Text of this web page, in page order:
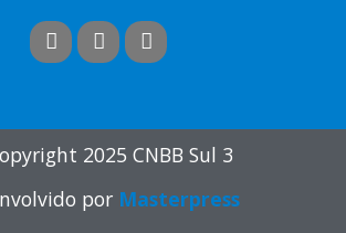
2025 CNBB Sul 3
por Masterpress